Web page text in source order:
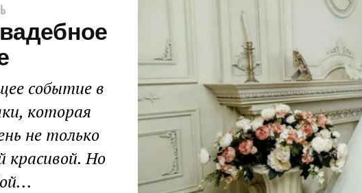
событие в
которая
не только
красивой. Но